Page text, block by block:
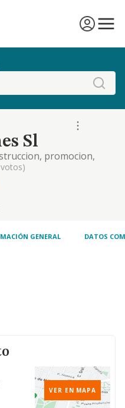
Sl
promocion,
mantenimiento
clase de fincas y
su
y toda suerte de
GENERAL DATOS
VER EN MAPA